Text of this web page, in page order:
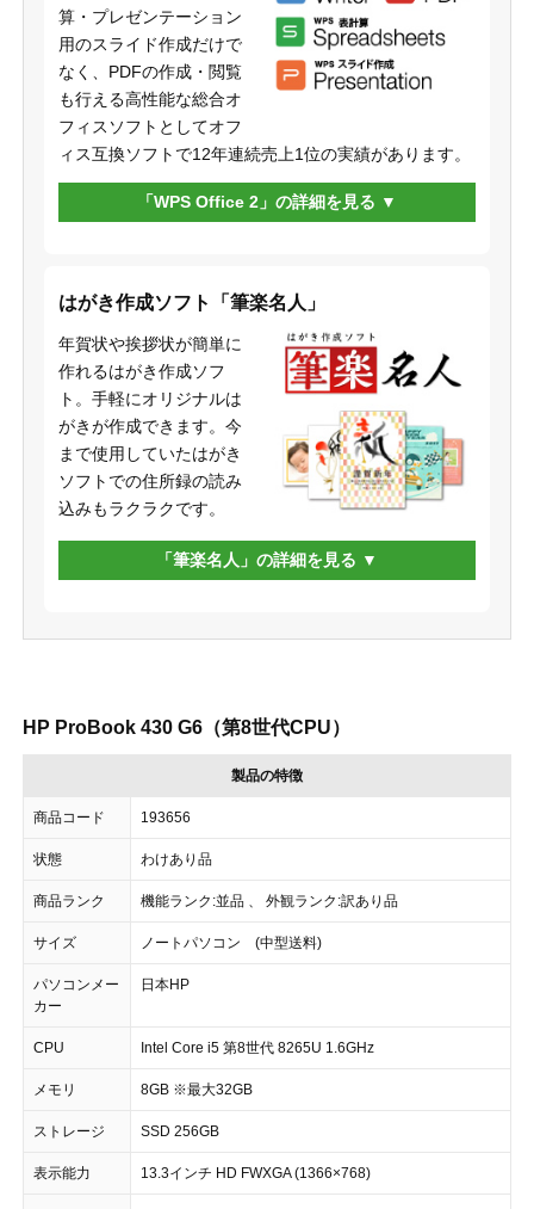
算・プレゼンテーション
用のスライド作成だけで
なく、PDFの作成・閲覧
も行える高性能な総合オ
フィスソフトとしてオフ
ィス互換ソフトで12年連続売上1位の実績があります。
「WPS Office 2」の詳細を見る
はがき作成ソフト「筆楽名人」
年賀状や挨拶状が簡単に
作れるはがき作成ソフ
ト。手軽にオリジナルは
がきが作成できます。今
まで使用していたはがき
ソフトでの住所録の読み
込みもラクラクです。
「筆楽名人」の詳細を見る
HP ProBook 430 G6（第8世代CPU）
製品の特徴
商品コード 193656
状態 わけあり品
商品ランク 機能ランク:並品 、 外観ランク:訳あり品
サイズ ノートパソコン (中型送料)
パソコンメー
カー
日本HP
CPU Intel Core i5 第8世代 8265U 1.6GHz
メモリ 8GB ※最大32GB
ストレージ SSD 256GB
表示能力 13.3インチ HD FWXGA (1366×768)